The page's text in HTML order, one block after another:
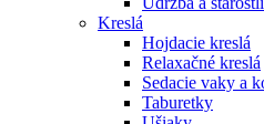
Kreslá
Hojdacie kreslá
Relaxačné kreslá
Sedacie vaky a
Taburetky